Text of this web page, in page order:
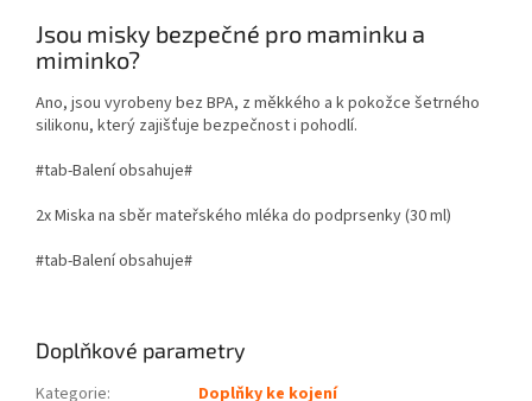
Jsou misky bezpečné pro maminku a
miminko?
Ano, jsou vyrobeny bez BPA, z měkkého a k pokožce šetrného
silikonu, který zajišťuje bezpečnost i pohodlí.
#tab-Balení obsahuje#
2x Miska na sběr mateřského mléka do podprsenky (30 ml)
#tab-Balení obsahuje#
Doplňkové parametry
Kategorie:
Doplňky ke kojení